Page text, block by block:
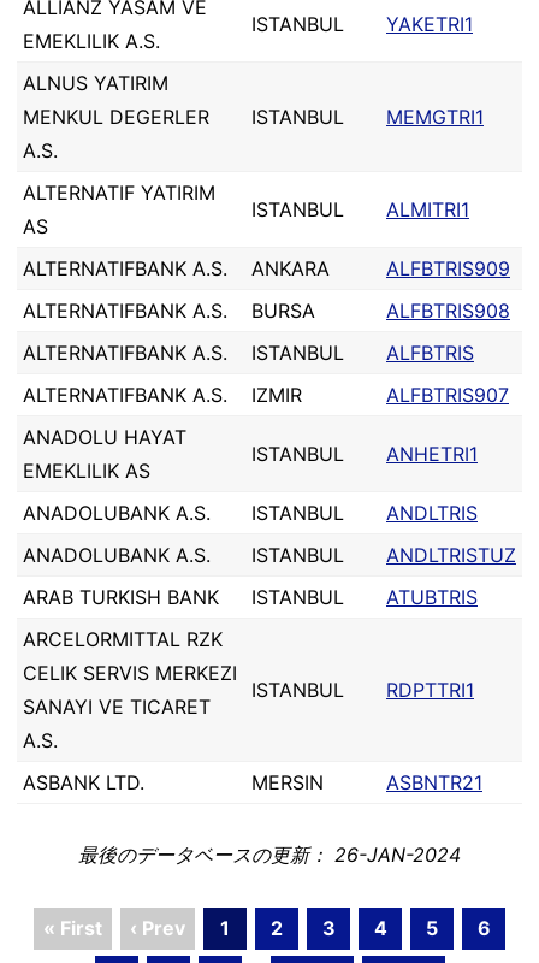
ALLIANZ YASAM VE
EMEKLILIK A.S.
ISTANBUL YAKETRI1
ALNUS YATIRIM
MENKUL DEGERLER
A.S.
ISTANBUL MEMGTRI1
ALTERNATIF YATIRIM
AS
ISTANBUL ALMITRI1
ALTERNATIFBANK A.S. ANKARA
ALFBTRIS909
ALTERNATIFBANK A.S.
BURSA
ALFBTRIS908
ALTERNATIFBANK A.S.
ISTANBUL
ALFBTRIS
ALTERNATIFBANK A.S.
IZMIR
ALFBTRIS907
ANADOLU HAYAT
EMEKLILIK AS
ISTANBUL ANHETRI1
ANADOLUBANK A.S. ISTANBUL
ANDLTRIS
ANADOLUBANK A.S.
ISTANBUL
ANDLTRISTUZ
ARAB TURKISH BANK
ISTANBUL
ATUBTRIS
ARCELORMITTAL RZK
CELIK SERVIS MERKEZI
SANAYI VE TICARET
A.S.
ISTANBUL RDPTTRI1
ASBANK LTD. MERSIN ASBNTR21
最後のデータベースの更新： 26-JAN-2024
« First ‹ Prev 1 2 3 4 5
6